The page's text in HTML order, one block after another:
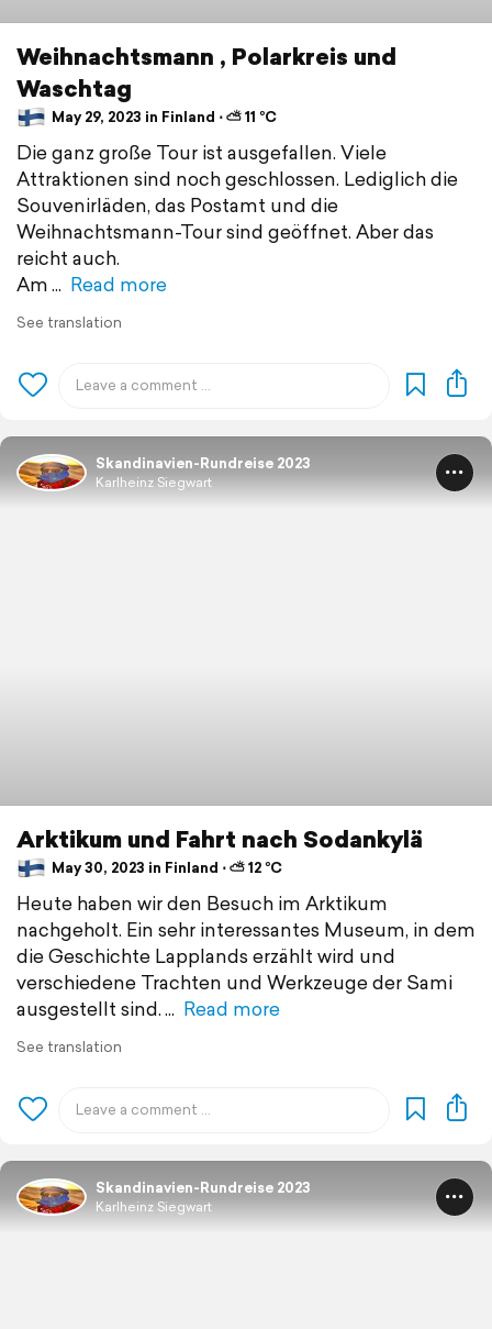
Weihnachtsmann , Polarkreis und
Waschtag
May 29, 2023 in Finland ⋅ ⛅ 11 °C
Die ganz große Tour ist ausgefallen. Viele
Attraktionen sind noch geschlossen. Lediglich die
Souvenirläden, das Postamt und die
Weihnachtsmann-Tour sind geöffnet. Aber das
reicht auch.
Am
Read more
See translation
Skandinavien-Rundreise 2023
Karlheinz Siegwart
Arktikum und Fahrt nach Sodankylä
May 30, 2023 in Finland ⋅ ⛅ 12 °C
Heute haben wir den Besuch im Arktikum
nachgeholt. Ein sehr interessantes Museum, in dem
die Geschichte Lapplands erzählt wird und
verschiedene Trachten und Werkzeuge der Sami
ausgestellt sind.
Read more
See translation
Skandinavien-Rundreise 2023
Karlheinz Siegwart